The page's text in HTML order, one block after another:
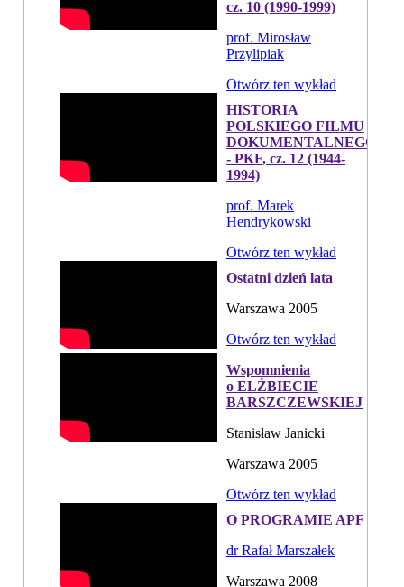
cz. 10 (1990-1999)
prof. Mirosław
Przylipiak
Otwórz ten wykład
HISTORIA
POLSKIEGO FILMU
DOKUMENTALNEGO
- PKF, cz. 12 (1944-
1994)
prof. Marek
Hendrykowski
Otwórz ten wykład
Ostatni dzień lata
Warszawa 2005
Otwórz ten wykład
Wspomnienia
o ELŻBIECIE
BARSZCZEWSKIEJ
Stanisław Janicki
Warszawa 2005
Otwórz ten wykład
O PROGRAMIE APF
dr Rafał Marszałek
Warszawa 2008